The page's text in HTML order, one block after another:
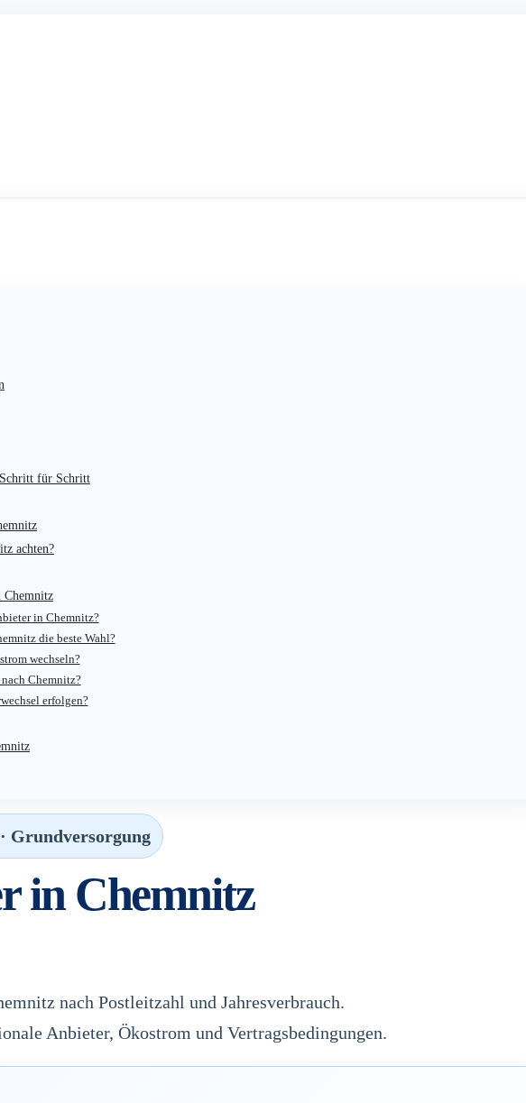
für Schritt
achten?
Chemnitz
in Chemnitz?
die beste Wahl?
wechseln?
Chemnitz?
erfolgen?
Grundversorgung
in Chemnitz
nach Postleitzahl und Jahresverbrauch.
Anbieter, Ökostrom und Vertragsbedingungen.